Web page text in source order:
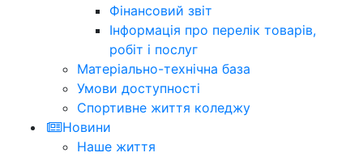
Фінансовий звіт
Інформація про перелік товарів,
робіт і послуг
Матеріально-технічна база
Умови доступності
Спортивне життя коледжу
Новини
Наше життя